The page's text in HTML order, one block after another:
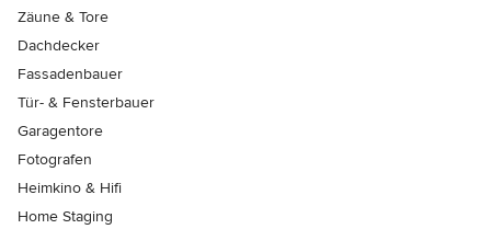
Zäune & Tore
Dachdecker
Fassadenbauer
Tür- & Fensterbauer
Garagentore
Fotografen
Heimkino & Hifi
Home Staging